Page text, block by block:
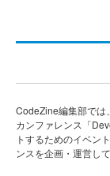
CodeZine編集部では
カンファレンス「
トするためのイベン
ンスを企画・運営して